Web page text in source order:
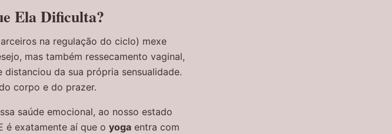
Ela Dificulta?
na regulação do ciclo) mexe
mas também ressecamento vaginal,
da sua própria sensualidade.
corpo e do prazer.
saúde emocional, ao nosso estado
é exatamente aí que o yoga entra com